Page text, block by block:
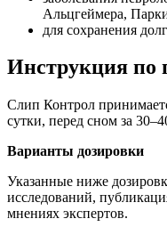
Альцгеймера,
для сохранения
Инструкция по
Слип Контрол
сутки, перед сном за
Варианты дозировки
Указанные ниже
исследований,
мнениях экспертов.